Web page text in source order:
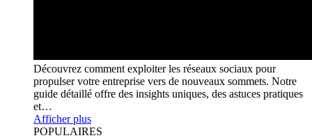
Découvrez comment exploiter les réseaux sociaux pour
propulser votre entreprise vers de nouveaux sommets. Notre
guide détaillé offre des insights uniques, des astuces pratiques
et…
Afficher plus
POPULAIRES